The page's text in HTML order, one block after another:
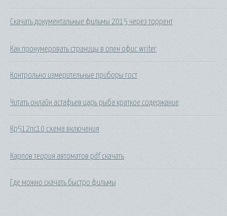
Скачать документальные фильмы 2015 через торрент
Как пронумеровать страницы в опен офис writer
Контрольно измерительные приборы гост
Читать онлайн астафьев царь рыба краткое содержание
Кр512пс10 схема включения
Карпов теория автоматов pdf скачать
Где можно скачать быстро фильмы